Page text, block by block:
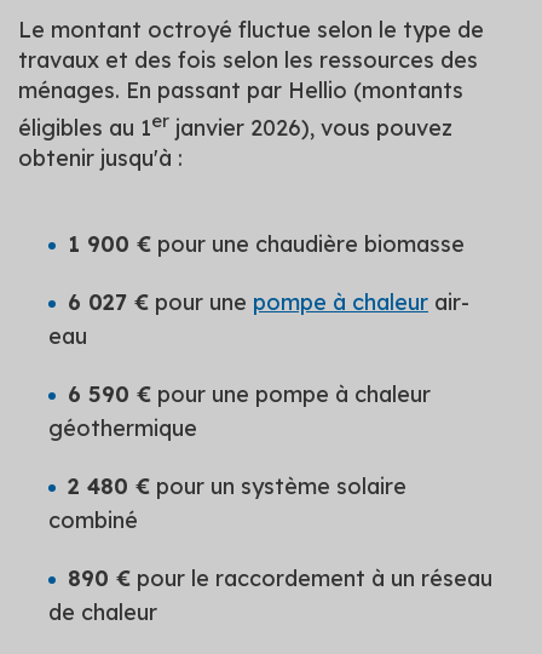
Le montant octroyé fluctue selon le type de
travaux et des fois selon les ressources des
ménages. En passant par Hellio (montants
éligibles au 1er janvier 2026), vous pouvez
obtenir jusqu'à :
1 900 € pour une chaudière biomasse
6 027 € pour une pompe à chaleur air-
eau
6 590 € pour une pompe à chaleur
géothermique
2 480 € pour un système solaire
combiné
890 € pour le raccordement à un réseau
de chaleur